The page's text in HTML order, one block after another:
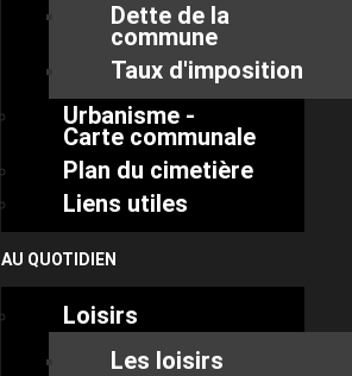
Dette de la
commune
Taux d'imposition
Urbanisme -
Carte communale
Plan du cimetière
Liens utiles
AU QUOTIDIEN
Loisirs
Les loisirs